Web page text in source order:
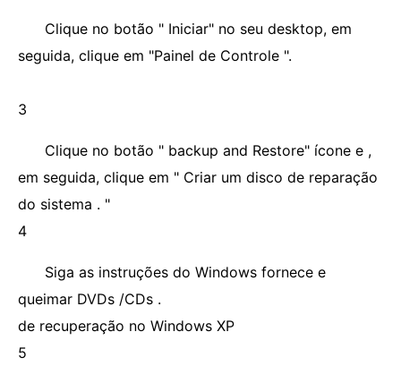
Clique no botão " Iniciar" no seu desktop, em
seguida, clique em "Painel de Controle ".
3
Clique no botão " backup and Restore" ícone e ,
em seguida, clique em " Criar um disco de reparação
do sistema . "
4
Siga as instruções do Windows fornece e
queimar DVDs /CDs .
de recuperação no Windows XP
5